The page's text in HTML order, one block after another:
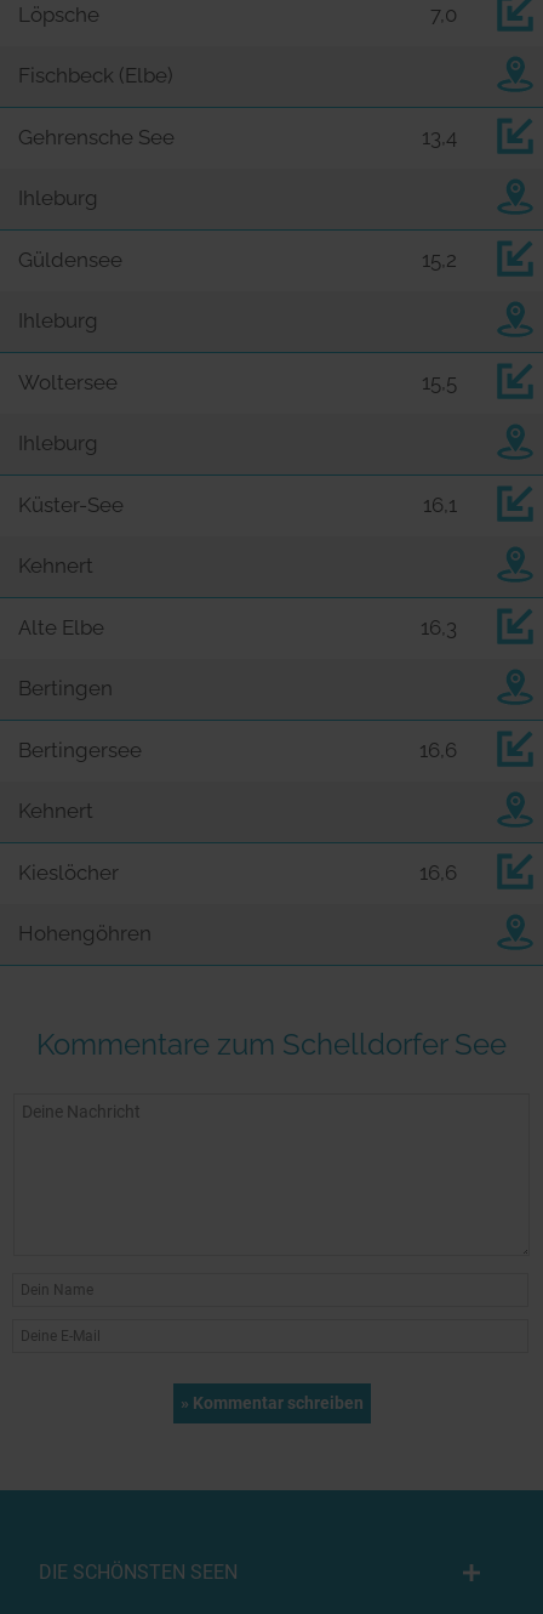
Löpsche 7,0
Fischbeck (Elbe)
Gehrensche See 13,4
Ihleburg
Güldensee 15,2
Ihleburg
Woltersee 15,5
Ihleburg
Küster-See 16,1
Kehnert
Alte Elbe 16,3
Bertingen
Bertingersee 16,6
Kehnert
Kieslöcher 16,6
Hohengöhren
Kommentare zum Schelldorfer See
DIE SCHÖNSTEN SEEN